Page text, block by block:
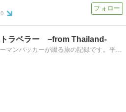
トラベラー −from Thailand-
とにかく旅が大好きなリーマンパッカーが綴る旅の記録です。平均月１ペースでバンコク脱出。